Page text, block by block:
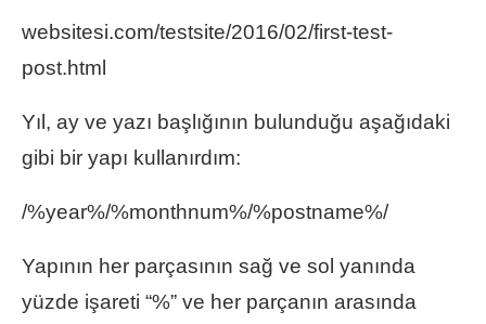
websitesi.com/testsite/2016/02/first-test-
post.html
Yıl, ay ve yazı başlığının bulunduğu aşağıdaki
gibi bir yapı kullanırdım:
/%year%/%monthnum%/%postname%/
Yapının her parçasının sağ ve sol yanında
yüzde işareti “%” ve her parçanın arasında